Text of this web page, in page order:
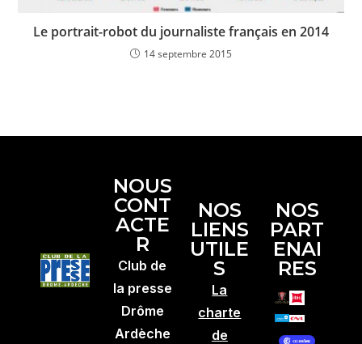
Le portrait-robot du journaliste français en 2014
14 septembre 2015
NOUS
CONT
ACTE
R
Club de
la presse
Drôme
Ardèche
NOS
LIENS
UTILE
S
La
charte
de
NOS
PART
ENAI
RES